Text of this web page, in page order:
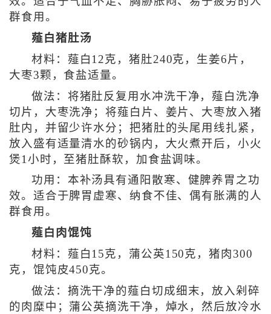
群食用。
薤白猪肚汤
材料：薤白12克，猪肚240克，生姜6片，
大枣3颗，食盐适量。
做法：将猪肚反复用水冲洗干净，薤白洗净
切片，大枣洗净；将薤白片、姜片、大枣放入猪
肚内，并留少许水分；把猪肚的头尾用线扎紧，
放入盛有适量清水的砂锅内，大火煮开后，小火
煲1小时，至猪肚酥软，加食盐调味。
功用：本补汤具有通阳散寒、健脾养胃之功
效。适合于脾胃虚寒、纳食不佳、偶有胀满的人
群食用。
薤白肉馄饨
材料：薤白15克，蒲公英150克，猪肉300
克，馄饨皮450克。
做法：摘洗干净的薤白切成细末，放入剁碎
的肉糜中；蒲公英摘洗干净，焯水，然后放冷水